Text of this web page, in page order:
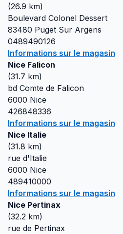
(26.9 km)
Boulevard Colonel Dessert
83480 Puget Sur Argens
0489490126
Informations sur le magasin
Nice Falicon
(31.7 km)
bd Comte de Falicon
6000 Nice
426848336
Informations sur le magasin
Nice Italie
(31.8 km)
rue d'Italie
6000 Nice
489410000
Informations sur le magasin
Nice Pertinax
(32.2 km)
rue de Pertinax